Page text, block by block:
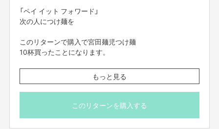
「ペイ イット フォワード」
次の人につけ麺を
このリターンで購入で宮田麺児つけ麺
10杯買ったことになります。
購入していただくと こちらからご連絡させてもらいます。
その後
10名の方ランダムにあなたの買った つけ麺を「あなたから
（お名前）です」 とプレゼントさせてもらいます。ペイ イッ
もっと見る
このリターンを購入する